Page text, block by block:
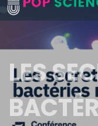
LES